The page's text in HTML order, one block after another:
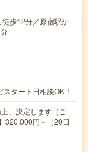
歩12分／原宿駅か
タート日相談OK！
、決定します（ご
320,000円～（20日